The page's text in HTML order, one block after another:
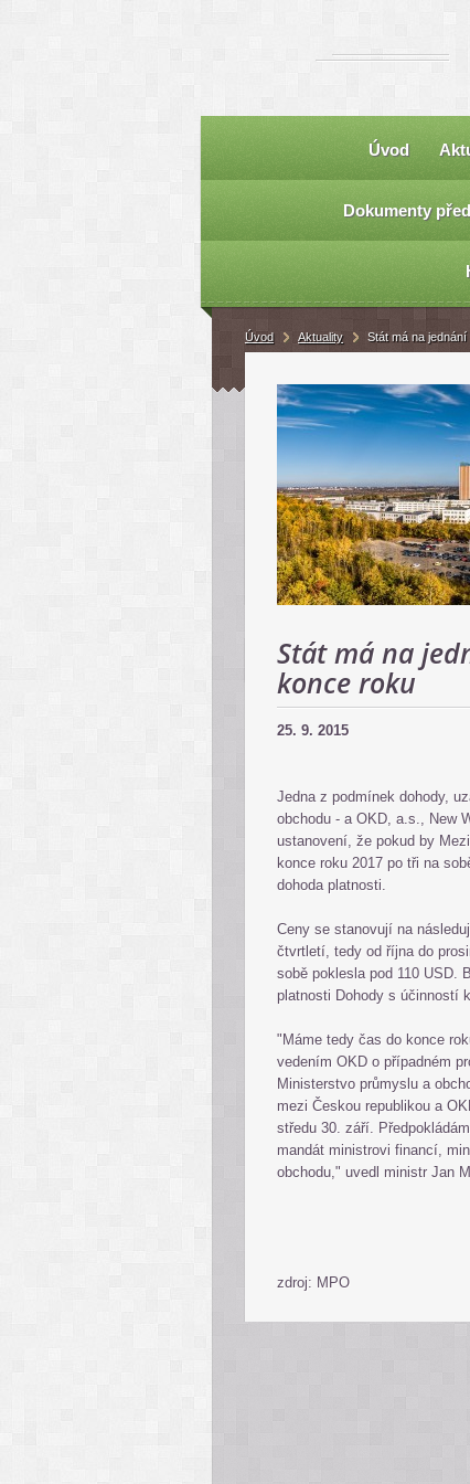
Úvod
Dokumenty
Stát má na
konce roku
25. 9. 2015
Jedna z podmínek dohody,
obchodu - a OKD, a.s., New
ustanovení, že pokud by
konce roku 2017 po tři na
dohoda platnosti.
Ceny se stanovují na
čtvrtletí, tedy od října do
sobě poklesla pod 110 USD.
platnosti Dohody s účinností
"Máme tedy čas do konce
vedením OKD o případném
Ministerstvo průmyslu a
mezi Českou republikou a
středu 30. září.
mandát ministrovi financí,
obchodu," uvedl ministr Jan
zdroj: MPO
Úvod Aktuality Stát má na